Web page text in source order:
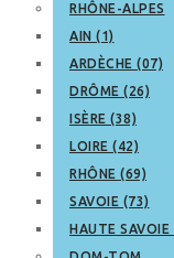
RHÔNE-ALPES
AIN (1)
ARDÈCHE (07)
DRÔME (26)
ISÈRE (38)
LOIRE (42)
RHÔNE (69)
SAVOIE (73)
HAUTE SAVOIE